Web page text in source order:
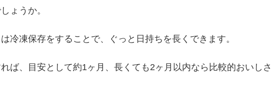
ょうか。
冷凍保存をすることで、ぐっと日持ちを長くできます。
ば、目安として約1ヶ月、長くても2ヶ月以内なら比較的おいしさ